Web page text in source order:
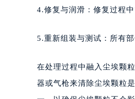
4.修复与润滑：修复过程
5.重新组装与测试：所有
在处理过程中融入尘埃颗
器或气枪来清除尘埃颗粒